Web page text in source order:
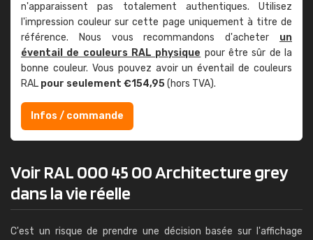
n'apparaissent pas totalement authentiques. Utilisez
l'impression couleur sur cette page uniquement à titre de
référence. Nous vous recommandons d'acheter un
éventail de couleurs RAL physique pour être sûr de la
bonne couleur. Vous pouvez avoir un éventail de couleurs
RAL pour seulement €154,95(hors TVA).
Infos / commande
Voir RAL 000 45 00 Architecture grey
dans la vie réelle
C'est un risque de prendre une décision basée sur l'affichage